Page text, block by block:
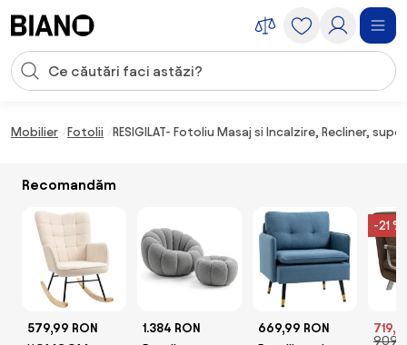
Introducerea căutării
Mobilier Fotolii RESIGILAT- Fotoliu Masaj si Incalzire, Recliner,
Recomandăm
579,99 RON
1.384 RON
669,99 RON
-21 %